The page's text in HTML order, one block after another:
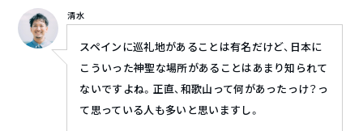
清水
スペインに巡礼地があることは有名だけど、日本に
こういった神聖な場所があることはあまり知られて
ないですよね。正直、和歌山って何があったっけ？っ
て思っている人も多いと思いますし。